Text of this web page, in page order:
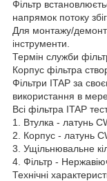
Фільтр
напрямок потоку
Для монтажу/
інструменти.
Термін служби
Корпус фільтра
Фільтри ITAP за
використання в
Всі фільтра ITAP
1. Втулка - латунь
2. Корпус - латунь
3. Ущільнювальне
4. Фільтр -
Технічні